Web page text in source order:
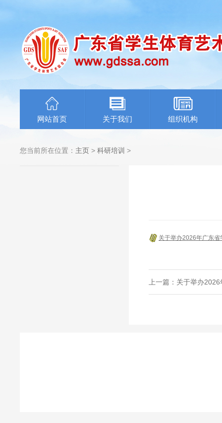
网站首页 关于我们 组织机构
您当前所在位置： 主页 > 科研培训 >
关于举办2026年广东
上一篇： 关于举办